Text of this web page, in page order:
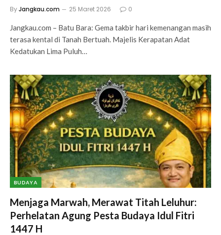
ByJangkau.com 25 Maret 2026 0
Jangkau.com – Batu Bara: Gema takbir hari kemenangan masih
terasa kental di Tanah Bertuah. Majelis Kerapatan Adat
Kedatukan Lima Puluh…
BUDAYA
Menjaga Marwah, Merawat Titah Leluhur:
Perhelatan Agung Pesta Budaya Idul Fitri
1447 H